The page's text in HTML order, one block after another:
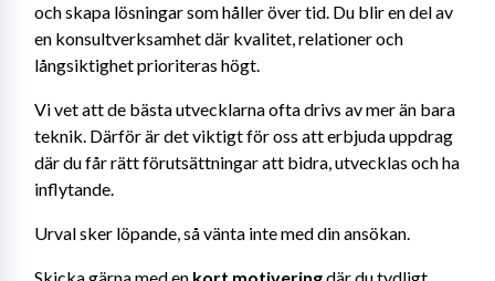
och skapa lösningar som håller över tid. Du blir en del av
en konsultverksamhet där kvalitet, relationer och
långsiktighet prioriteras högt.
Vi vet att de bästa utvecklarna ofta drivs av mer än bara
teknik. Därför är det viktigt för oss att erbjuda uppdrag
där du får rätt förutsättningar att bidra, utvecklas och ha
inflytande.
Urval sker löpande, så vänta inte med din ansökan.